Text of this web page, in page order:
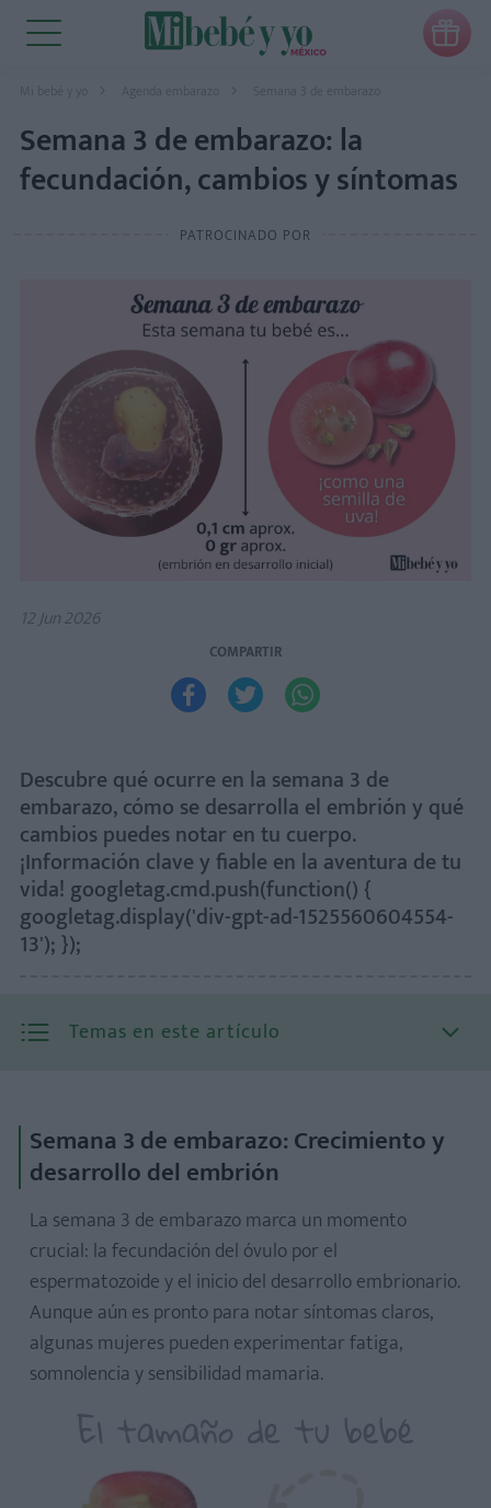

Mi bebé y yo Agenda embarazo
Semana 3 de embarazo: la
fecundación, cambios y síntomas
PATROCINADO POR
12 Jun 2026
COMPARTIR
  
Descubre qué ocurre en la semana 3 de
embarazo, cómo se desarrolla el embrión y qué
cambios puedes notar en tu cuerpo.
¡Información clave y fiable en la aventura de tu
vida! googletag.cmd.push(function() {
googletag.display('div-gpt-ad-1525560604554-
13'); });
Temas en este artículo
¿Cómo ocurre la fecundación, paso a paso?
¿Qué síntomas puedes notar?
Ecografía de la semana 3 de embarazo: ¿Es posible ver
Semana 3 de embarazo: Crecimiento y
desarrollo del embrión
La semana 3 de embarazo marca un momento
crucial: la fecundación del óvulo por el
espermatozoide y el inicio del desarrollo embrionario.
Aunque aún es pronto para notar síntomas claros,
algunas mujeres pueden experimentar fatiga,
somnolencia y sensibilidad mamaria.
El tamaño de tu bebé